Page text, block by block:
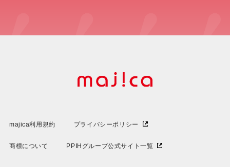
majica利用規約 プライバシーポリシー
商標について PPIHグループ公式サイト一覧